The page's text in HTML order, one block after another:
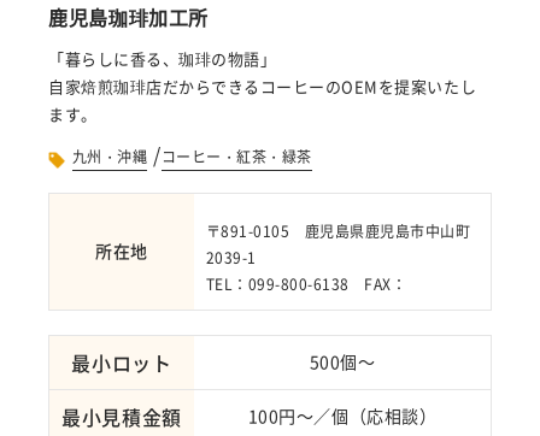
鹿児島珈琲加工所
「暮らしに香る、珈琲の物語」
自家焙煎珈琲店だからできるコーヒーのOEMを提案いたし
ます。
九州・沖縄 /コーヒー・紅茶・緑茶
所在地
〒891-0105 鹿児島県鹿児島市中山町
2039-1
TEL：099-800-6138 FAX：
最小ロット 500個～
最小見積金額 100円～／個（応相談）